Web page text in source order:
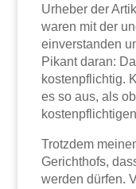
Urheber der
waren mit der
einverstanden
Pikant daran:
kostenpflichtig.
es so aus, als
Trotzdem
Gerichthofs,
werden dürfen.